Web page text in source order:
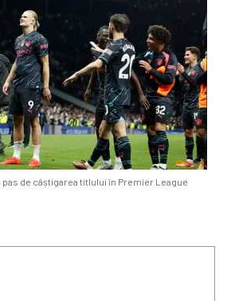
pas de câștigarea titlului în Premier League